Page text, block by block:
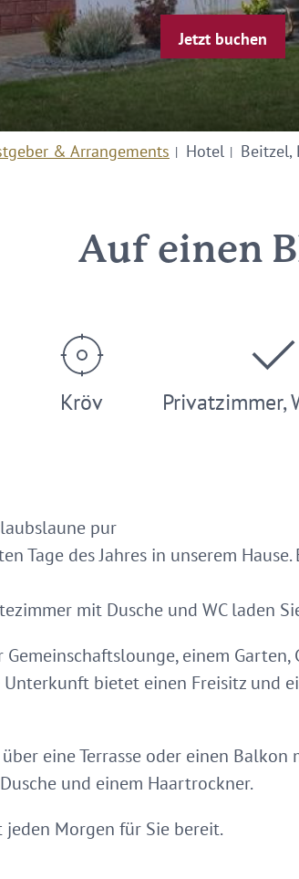
Jetzt buchen
& Arrangements Hotel Beitzel,
Auf einen
Kröv Privatzimmer,
pur
Tage des Jahres in unserem
mit Dusche und WC laden
einem
bietet einen Freisitz und
eine Terrasse oder einen
und einem Haartrockner.
Morgen für Sie bereit.